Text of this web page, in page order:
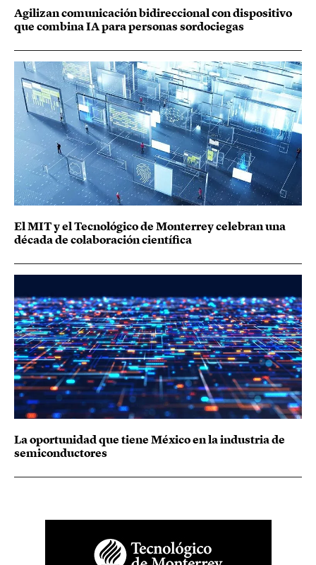
Agilizan comunicación bidireccional con dispositivo
que combina IA para personas sordociegas
El MIT y el Tecnológico de Monterrey celebran una
década de colaboración científica
La oportunidad que tiene México en la industria de
semiconductores